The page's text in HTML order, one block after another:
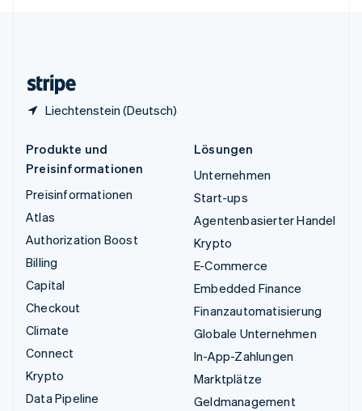
Liechtenstein (Deutsch)
Produkte und
Preisinformationen
Preisinformationen
Atlas
Authorization Boost
Billing
Capital
Checkout
Climate
Connect
Krypto
Data Pipeline
Lösungen
Unternehmen
Start-ups
Agentenbasierter Handel
Krypto
E-Commerce
Embedded Finance
Finanzautomatisierung
Globale Unternehmen
In-App-Zahlungen
Marktplätze
Geldmanagement